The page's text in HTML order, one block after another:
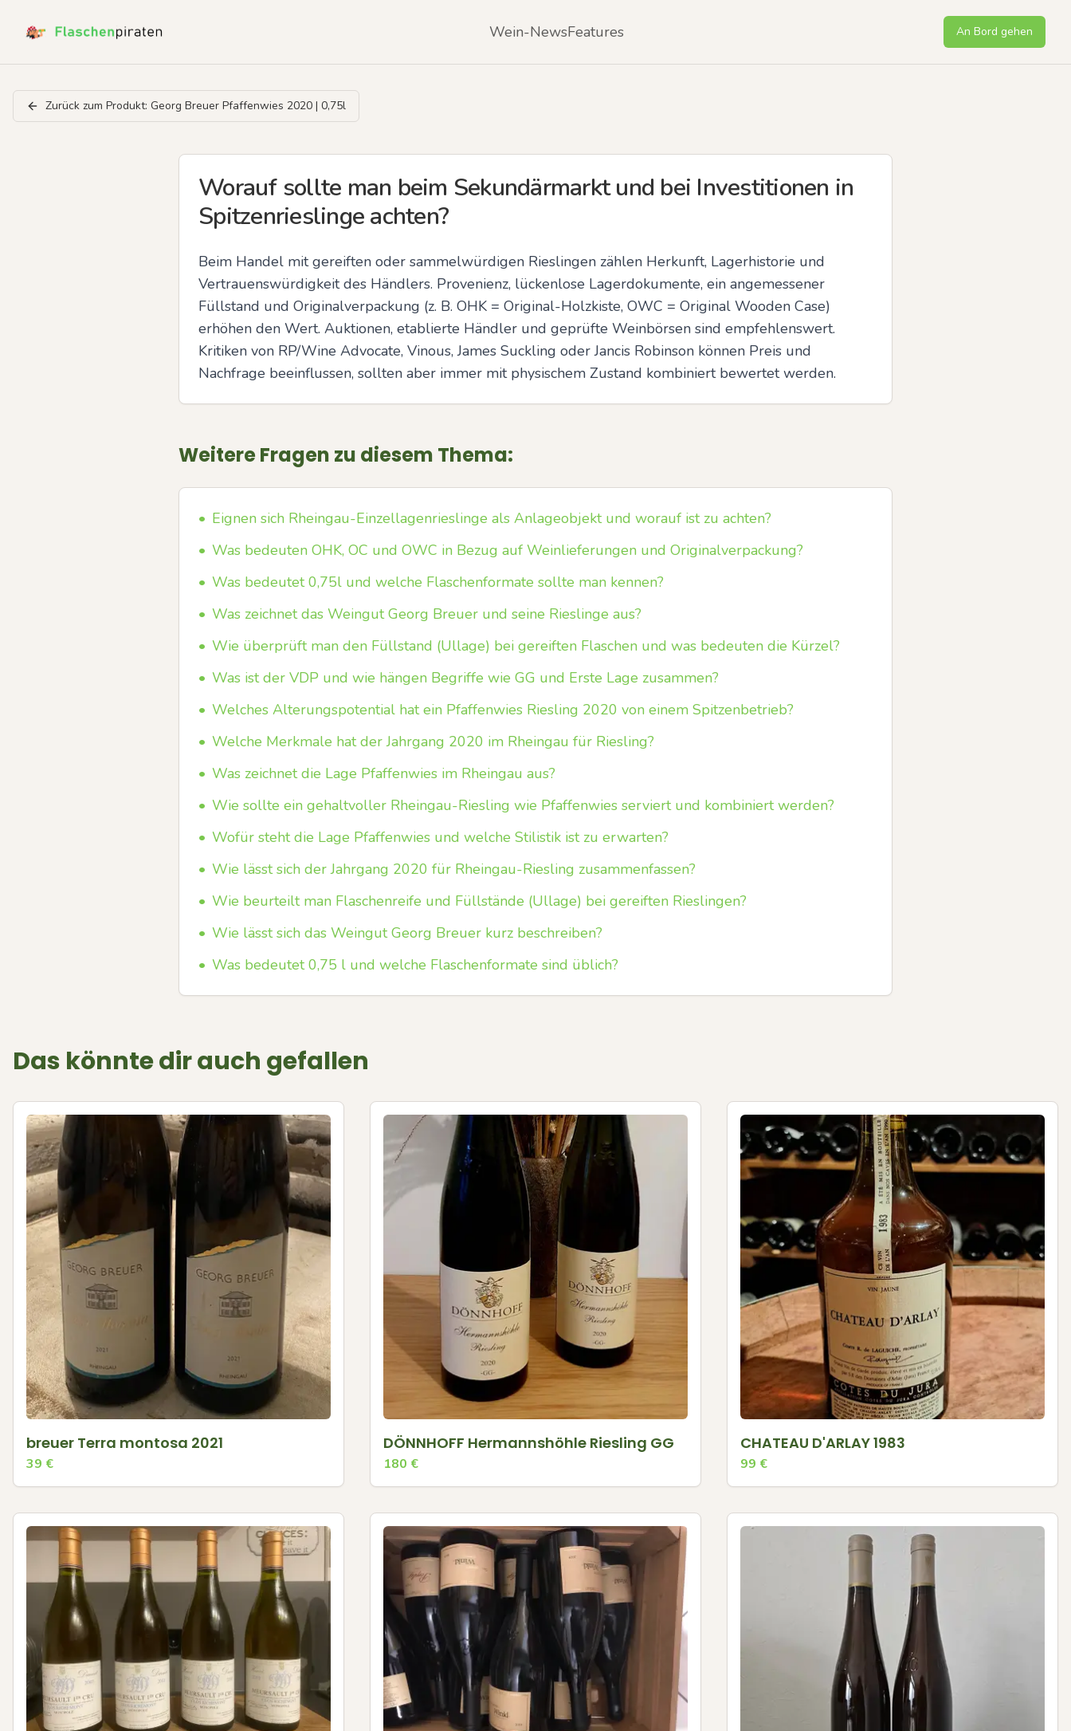
Wein-NewsFeatures An Bord gehen
Zurück zum Produkt: Georg Breuer Pfaffenwies 2020 | 0,75l
Worauf sollte man beim Sekundärmarkt und bei Investitionen in
Spitzenrieslinge achten?
Beim Handel mit gereiften oder sammelwürdigen Rieslingen zählen Herkunft, Lagerhistorie und
Vertrauenswürdigkeit des Händlers. Provenienz, lückenlose Lagerdokumente, ein angemessener
Füllstand und Originalverpackung (z. B. OHK = Original-Holzkiste, OWC = Original Wooden Case)
erhöhen den Wert. Auktionen, etablierte Händler und geprüfte Weinbörsen sind empfehlenswert.
Kritiken von RP/Wine Advocate, Vinous, James Suckling oder Jancis Robinson können Preis und
Nachfrage beeinflussen, sollten aber immer mit physischem Zustand kombiniert bewertet werden.
Weitere Fragen zu diesem Thema:
• Eignen sich Rheingau-Einzellagenrieslinge als Anlageobjekt und worauf ist zu achten?
• Was bedeuten OHK, OC und OWC in Bezug auf Weinlieferungen und Originalverpackung?
• Was bedeutet 0,75l und welche Flaschenformate sollte man kennen?
• Was zeichnet das Weingut Georg Breuer und seine Rieslinge aus?
• Wie überprüft man den Füllstand (Ullage) bei gereiften Flaschen und was bedeuten die Kürzel?
• Was ist der VDP und wie hängen Begriffe wie GG und Erste Lage zusammen?
• Welches Alterungspotential hat ein Pfaffenwies Riesling 2020 von einem Spitzenbetrieb?
• Welche Merkmale hat der Jahrgang 2020 im Rheingau für Riesling?
• Was zeichnet die Lage Pfaffenwies im Rheingau aus?
• Wie sollte ein gehaltvoller Rheingau-Riesling wie Pfaffenwies serviert und kombiniert werden?
• Wofür steht die Lage Pfaffenwies und welche Stilistik ist zu erwarten?
• Wie lässt sich der Jahrgang 2020 für Rheingau-Riesling zusammenfassen?
• Wie beurteilt man Flaschenreife und Füllstände (Ullage) bei gereiften Rieslingen?
• Wie lässt sich das Weingut Georg Breuer kurz beschreiben?
• Was bedeutet 0,75 l und welche Flaschenformate sind üblich?
Das könnte dir auch gefallen
breuer Terra montosa 2021
39 €
DÖNNHOFF Hermannshöhle Riesling GG
180 €
CHATEAU D'ARLAY 1983
99 €